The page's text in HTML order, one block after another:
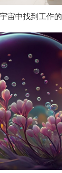
宙中找到工作